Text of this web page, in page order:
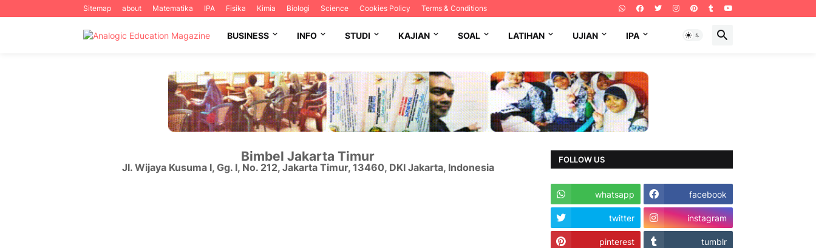
Sitemap about Matematika IPA Fisika Kimia Biologi Science Cookies Policy Terms & Conditions
BUSINESS INFO STUDI KAJIAN SOAL LATIHAN UJIAN IPA
Bimbel Jakarta Timur
Jl. Wijaya Kusuma I, Gg. I, No. 212, Jakarta Timur, 13460, DKI Jakarta, Indonesia
FOLLOW US
whatsapp facebook
twitter instagram
pinterest tumblr